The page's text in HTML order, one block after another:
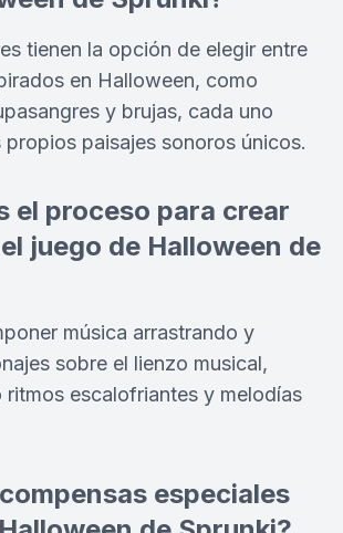
tienen la opción de elegir entre
en Halloween, como
y brujas, cada uno
paisajes sonoros únicos.
el proceso para crear
juego de Halloween de
música arrastrando y
sobre el lienzo musical,
ritmos escalofriantes y melodías
especiales